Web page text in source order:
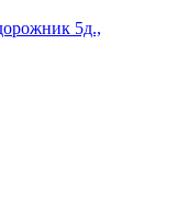
5д.,